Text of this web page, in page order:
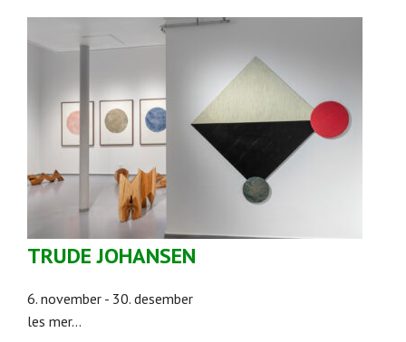
TRUDE JOHANSEN
6. november - 30. desember
les mer...